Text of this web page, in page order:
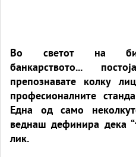
Во светот на
банкарството...
препознавате колку
професионалните
Една од само
веднаш дефинира дека
лик.